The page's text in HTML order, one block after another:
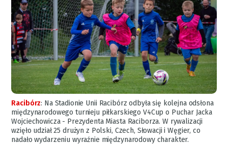
Racibórz: Na Stadionie Unii Racibórz odbyła się kolejna odsłona
międzynarodowego turnieju piłkarskiego V4Cup o Puchar Jacka
Wojciechowicza - Prezydenta Miasta Raciborza. W rywalizacji
wzięło udział 25 drużyn z Polski, Czech, Słowacji i Węgier, co
nadało wydarzeniu wyraźnie międzynarodowy charakter.